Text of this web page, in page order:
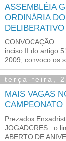
ASSEMBLÉIA
ORDINÁRIA
DELIBERATIVO
CONVOCAÇÃO
inciso II do artigo
2009, convoco os
terça-feira,
MAIS VAGAS
CAMPEONATO
Prezados
JOGADORES o
ABERTO DE